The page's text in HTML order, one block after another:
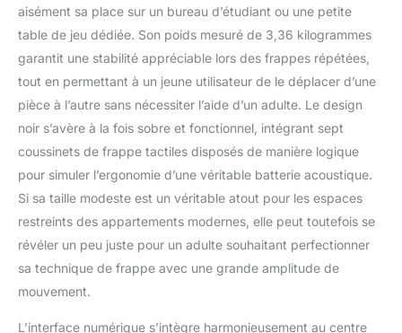
LCD et d'une tonne de
commandes de
configuration audio qui
vous permettront de
vraiment unique et
personnalisable. La
fonction
d'enregistrement et de
lecture vous permet de
mieux connaître vos
performances en
écoutant
l'enregistrement, puis
compétences de jeu de
aisément sa place sur un bureau d’étudiant ou une petite
table de jeu dédiée. Son poids mesuré de 3,36 kilogrammes
garantit une stabilité appréciable lors des frappes répétées,
tout en permettant à un jeune utilisateur de le déplacer d’une
pièce à l’autre sans nécessiter l’aide d’un adulte. Le design
noir s’avère à la fois sobre et fonctionnel, intégrant sept
coussinets de frappe tactiles disposés de manière logique
pour simuler l’ergonomie d’une véritable batterie acoustique.
Si sa taille modeste est un véritable atout pour les espaces
restreints des appartements modernes, elle peut toutefois se
révéler un peu juste pour un adulte souhaitant perfectionner
sa technique de frappe avec une grande amplitude de
mouvement.
L’interface numérique s’intègre harmonieusement au centre